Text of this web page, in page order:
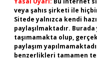
veya şahıs şirketi ile
Sitede yalnızca kendi
paylaşılmaktadır.
taşımamakta olup,
paylaşım
benzerlikleri tamamen